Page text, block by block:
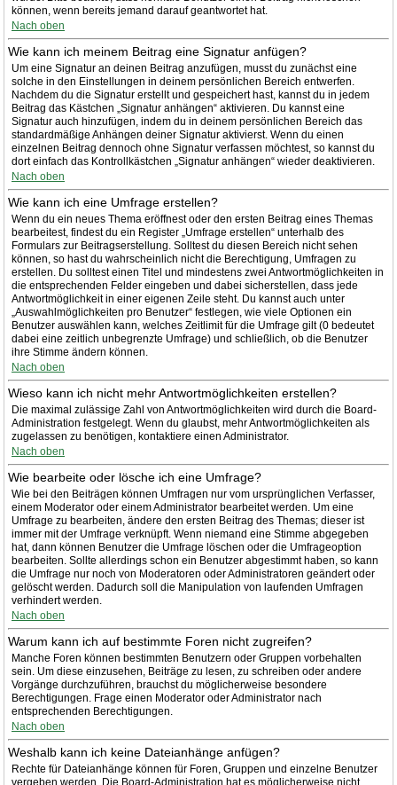
können, wenn bereits jemand darauf geantwortet hat.
Nach oben
Wie kann ich meinem Beitrag eine Signatur anfügen?
Um eine Signatur an deinen Beitrag anzufügen, musst du zunächst eine
solche in den Einstellungen in deinem persönlichen Bereich entwerfen.
Nachdem du die Signatur erstellt und gespeichert hast, kannst du in jedem
Beitrag das Kästchen „Signatur anhängen“ aktivieren. Du kannst eine
Signatur auch hinzufügen, indem du in deinem persönlichen Bereich das
standardmäßige Anhängen deiner Signatur aktivierst. Wenn du einen
einzelnen Beitrag dennoch ohne Signatur verfassen möchtest, so kannst du
dort einfach das Kontrollkästchen „Signatur anhängen“ wieder deaktivieren.
Nach oben
Wie kann ich eine Umfrage erstellen?
Wenn du ein neues Thema eröffnest oder den ersten Beitrag eines Themas
bearbeitest, findest du ein Register „Umfrage erstellen“ unterhalb des
Formulars zur Beitragserstellung. Solltest du diesen Bereich nicht sehen
können, so hast du wahrscheinlich nicht die Berechtigung, Umfragen zu
erstellen. Du solltest einen Titel und mindestens zwei Antwortmöglichkeiten in
die entsprechenden Felder eingeben und dabei sicherstellen, dass jede
Antwortmöglichkeit in einer eigenen Zeile steht. Du kannst auch unter
„Auswahlmöglichkeiten pro Benutzer“ festlegen, wie viele Optionen ein
Benutzer auswählen kann, welches Zeitlimit für die Umfrage gilt (0 bedeutet
dabei eine zeitlich unbegrenzte Umfrage) und schließlich, ob die Benutzer
ihre Stimme ändern können.
Nach oben
Wieso kann ich nicht mehr Antwortmöglichkeiten erstellen?
Die maximal zulässige Zahl von Antwortmöglichkeiten wird durch die Board-
Administration festgelegt. Wenn du glaubst, mehr Antwortmöglichkeiten als
zugelassen zu benötigen, kontaktiere einen Administrator.
Nach oben
Wie bearbeite oder lösche ich eine Umfrage?
Wie bei den Beiträgen können Umfragen nur vom ursprünglichen Verfasser,
einem Moderator oder einem Administrator bearbeitet werden. Um eine
Umfrage zu bearbeiten, ändere den ersten Beitrag des Themas; dieser ist
immer mit der Umfrage verknüpft. Wenn niemand eine Stimme abgegeben
hat, dann können Benutzer die Umfrage löschen oder die Umfrageoption
bearbeiten. Sollte allerdings schon ein Benutzer abgestimmt haben, so kann
die Umfrage nur noch von Moderatoren oder Administratoren geändert oder
gelöscht werden. Dadurch soll die Manipulation von laufenden Umfragen
verhindert werden.
Nach oben
Warum kann ich auf bestimmte Foren nicht zugreifen?
Manche Foren können bestimmten Benutzern oder Gruppen vorbehalten
sein. Um diese einzusehen, Beiträge zu lesen, zu schreiben oder andere
Vorgänge durchzuführen, brauchst du möglicherweise besondere
Berechtigungen. Frage einen Moderator oder Administrator nach
entsprechenden Berechtigungen.
Nach oben
Weshalb kann ich keine Dateianhänge anfügen?
Rechte für Dateianhänge können für Foren, Gruppen und einzelne Benutzer
vergeben werden. Die Board-Administration hat es möglicherweise nicht